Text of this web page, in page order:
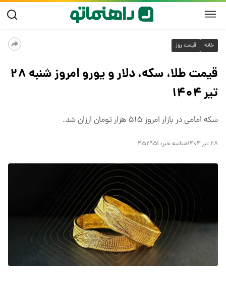
خانه قیمت روز
قیمت طلا، سکه، دلار و یورو امروز شنبه ۲۸
تیر ۱۴۰۴
سکه امامی در بازار امروز ۵۱۵ هزار تومان ارزان شد.
۲۸ تیر ۱۴۰۴ شناسه خبر: ۴۵۲۹۵۱